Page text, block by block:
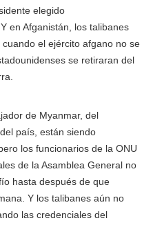
elegido
en Afganistán, los talibanes
el ejército afgano no se
se retiraran del
de Myanmar, del
país, están siendo
los funcionarios de la ONU
de la Asamblea General no
hasta después de que
Y los talibanes aún no
las credenciales del